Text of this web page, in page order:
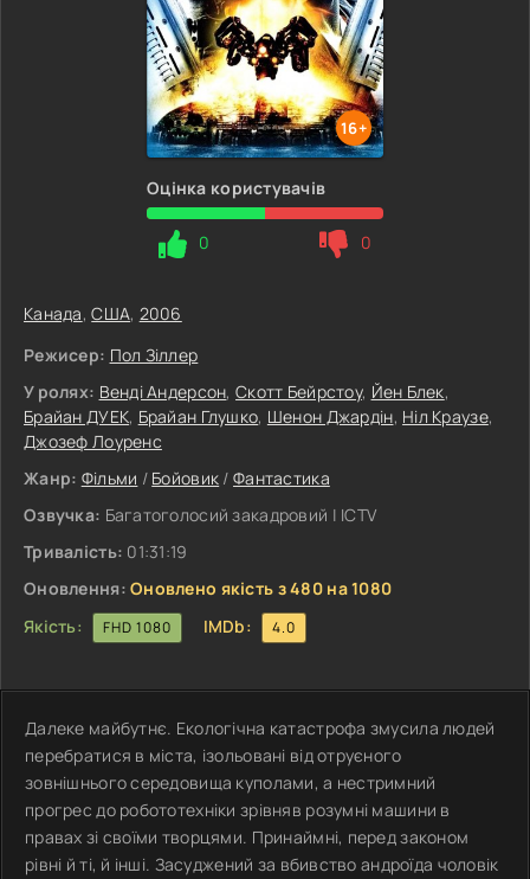
16+
Оцінка користувачів
0 0
Канада,США, 2006
Режисер: Пол Зіллер
У ролях: Венді Андерсон,Скотт Бейрстоу, Йен Блек,
Брайан ДУЕК, Брайан Глушко, Шенон Джардін, Ніл Краузе,
Джозеф Лоуренс
Жанр: Фільми / Бойовик /Фантастика
Озвучка: Багатоголосий закадровий | ICTV
Тривалість: 01:31:19
Оновлення: Оновлено якість з 480 на 1080
Якість:
FHD 1080 IMDb: 4.0
Далеке майбутнє. Екологічна катастрофа змусила людей
перебратися в міста, ізольовані від отруєного
зовнішнього середовища куполами, а нестримний
прогрес до робототехніки зрівняв розумні машини в
правах зі своїми творцями. Принаймні, перед законом
рівні й ті, й інші. Засуджений за вбивство андроїда чоловік